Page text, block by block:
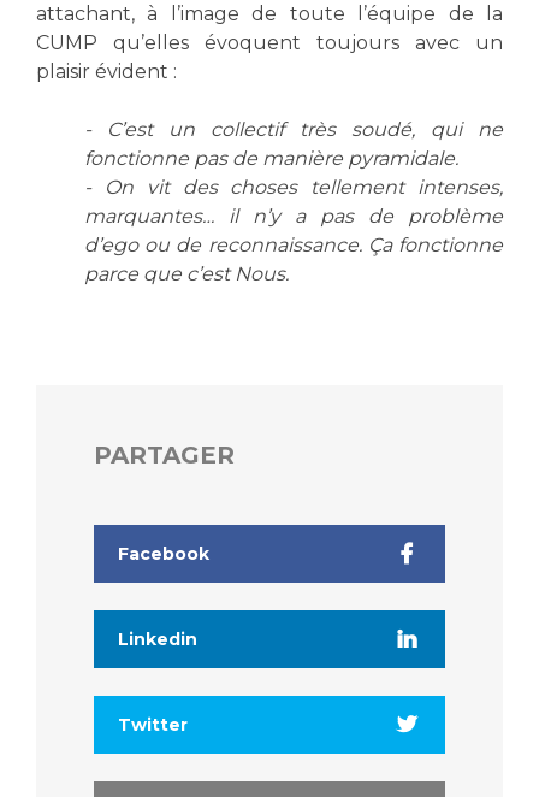
attachant, à l’image de toute l’équipe de la
CUMP qu’elles évoquent toujours avec un
plaisir évident :
- C’est un collectif très soudé, qui ne
fonctionne pas de manière pyramidale.
- On vit des choses tellement intenses,
marquantes… il n’y a pas de problème
d’ego ou de reconnaissance. Ça fonctionne
parce que c’est Nous.
PARTAGER
Facebook
Linkedin
Twitter